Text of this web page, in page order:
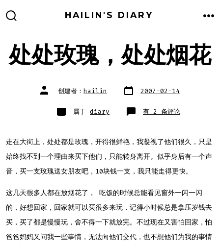
HAILIN'S DIARY
处处玫瑰，处处烟花
文
章 创建者： hailin 文
章
2007-02-14
类
别 属于 diary 处
处
处
烟
花
有 2 条评论
走在大街上，处处都是玫瑰，开得很鲜艳，我凝视了他们很久，只是
始终找不到一个理由来买下他们，只能转身离开。似乎身后有一个声
音，买一支玫瑰送女朋友吧，10块钱一支，我只能走得更快。
这几天很多人都在放烟花了， 吃饭的时候总能看见窗外一闪一闪
的，好想回家，回家就可以买很多来玩，记得小时候总是拿压岁钱去
买，买了都是慢慢玩，舍不得一下就放完。不过现在又害怕回家，怕
爸爸妈妈又问我一些事情，无法向他们交代，也不想他们为我的事情